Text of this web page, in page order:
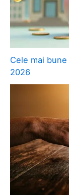
Cele mai
2026